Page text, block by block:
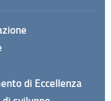
di Eccellenza